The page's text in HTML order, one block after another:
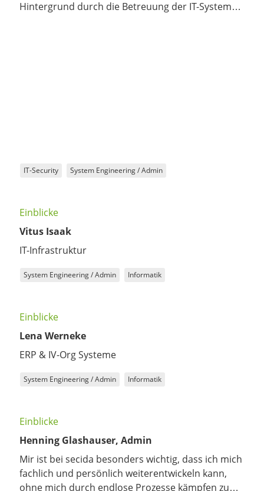
Hintergrund durch die Betreuung der IT-Systeme
IT-Security System Engineering / Admin
Einblicke
Vitus Isaak
IT-Infrastruktur
System Engineering / Admin Informatik
Einblicke
Lena Werneke
ERP & IV-Org Systeme
System Engineering / Admin Informatik
Einblicke
Henning Glashauser, Admin
Mir ist bei secida besonders wichtig, dass ich mich
fachlich und persönlich weiterentwickeln kann,
ohne mich durch endlose Prozesse kämpfen zu